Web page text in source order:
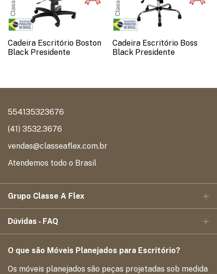
Cadeira Escritório Boston
Black Presidente
Cadeira Escritório Boss
Black Presidente
554135323676
(41) 3532.3676
vendas@classeaflex.com.br
Atendemos todo o Brasil
Grupo Classe A Flex
Dúvidas - FAQ
O que são Móveis Planejados para Escritório?
Os móveis planejados são peças projetadas sob medida